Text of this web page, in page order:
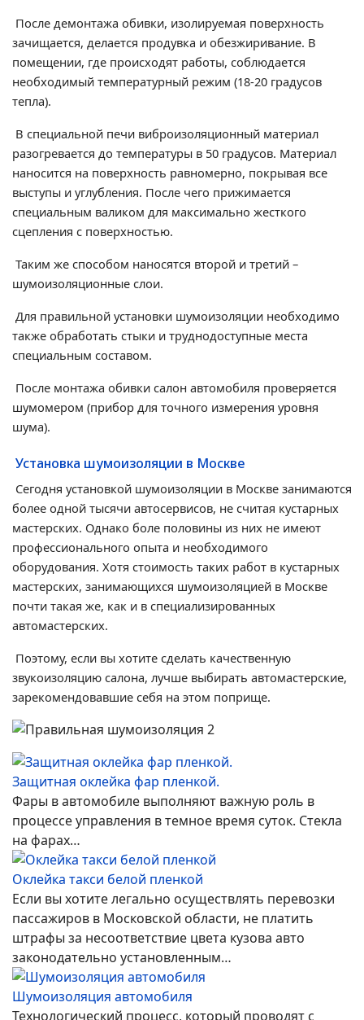
После демонтажа обивки, изолируемая поверхность
зачищается, делается продувка и обезжиривание. В
помещении, где происходят работы, соблюдается
необходимый температурный режим (18-20 градусов
тепла).
В специальной печи виброизоляционный материал
разогревается до температуры в 50 градусов. Материал
наносится на поверхность равномерно, покрывая все
выступы и углубления. После чего прижимается
специальным валиком для максимально жесткого
сцепления с поверхностью.
Таким же способом наносятся второй и третий –
шумоизоляционные слои.
Для правильной установки шумоизоляции необходимо
также обработать стыки и труднодоступные места
специальным составом.
После монтажа обивки салон автомобиля проверяется
шумомером (прибор для точного измерения уровня
шума).
Установка шумоизоляции в Москве
Сегодня установкой шумоизоляции в Москве занимаются
более одной тысячи автосервисов, не считая кустарных
мастерских. Однако боле половины из них не имеют
профессионального опыта и необходимого
оборудования. Хотя стоимость таких работ в кустарных
мастерских, занимающихся шумоизоляцией в Москве
почти такая же, как и в специализированных
автомастерских.
Поэтому, если вы хотите сделать качественную
звукоизоляцию салона, лучше выбирать автомастерские,
зарекомендовавшие себя на этом поприще.
Защитная оклейка фар пленкой.
Фары в автомобиле выполняют важную роль в
процессе управления в темное время суток. Стекла
на фарах…
Оклейка такси белой пленкой
Если вы хотите легально осуществлять перевозки
пассажиров в Московской области, не платить
штрафы за несоответствие цвета кузова авто
законодательно установленным…
Шумоизоляция автомобиля
Технологический процесс, который проводят с